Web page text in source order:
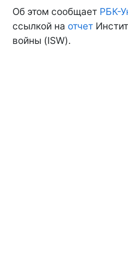
Об этом сообщает РБК-
ссылкой на отчет
войны (ISW).